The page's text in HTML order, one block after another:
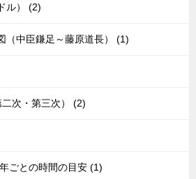
ル） (2)
（中臣鎌足～藤原道長） (1)
次・第三次） (2)
ごとの時間の目安 (1)